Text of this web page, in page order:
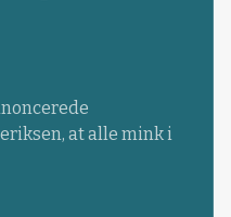
at alle mink i